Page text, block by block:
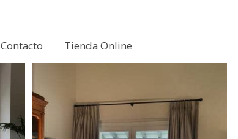
Contacto Tienda Online